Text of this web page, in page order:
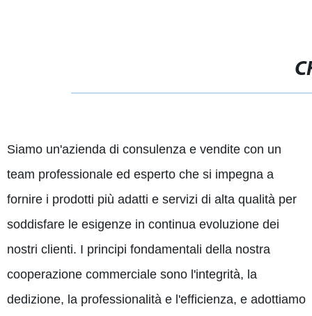
Siamo un'azienda di consulenza e vendite con un
team professionale ed esperto che si impegna a
fornire i prodotti più adatti e servizi di alta qualità per
soddisfare le esigenze in continua evoluzione dei
nostri clienti. I principi fondamentali della nostra
cooperazione commerciale sono l'integrità, la
dedizione, la professionalità e l'efficienza, e adottiamo